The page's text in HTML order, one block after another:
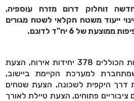
זוחלוק דרום מזרח עוספיה,
1371996, שינוי ייעוד משטח חקלאי לשטח מגורים
הצעת שטחי מגורים ותיירות הכוללים 378 יחידות אירוח, הצעת
למערכת הקיימת ביישוב,
היקפית לשכונה, הצעת שטחים
פתוחים, הצעת טיילת לאורך